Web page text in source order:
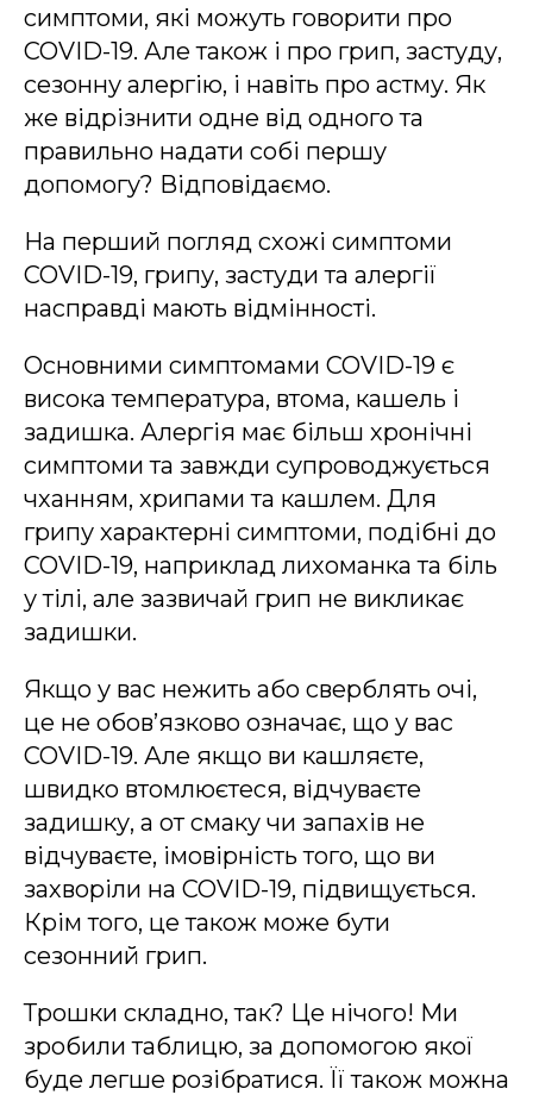
симптоми, які можуть говорити про
COVID-19. Але також і про грип, застуду,
сезонну алергію, і навіть про астму. Як
же відрізнити одне від одного та
правильно надати собі першу
допомогу? Відповідаємо.
На перший погляд схожі симптоми
COVID-19, грипу, застуди та алергії
насправді мають відмінності.
Основними симптомами COVID-19 є
висока температура, втома, кашель і
задишка. Алергія має більш хронічні
симптоми та завжди супроводжується
чханням, хрипами та кашлем. Для
грипу характерні симптоми, подібні до
COVID-19, наприклад лихоманка та біль
у тілі, але зазвичай грип не викликає
задишки.
Якщо у вас нежить або сверблять очі,
це не обов’язково означає, що у вас
COVID-19. Але якщо ви кашляєте,
швидко втомлюєтеся, відчуваєте
задишку, а от смаку чи запахів не
відчуваєте, імовірність того, що ви
захворіли на COVID-19, підвищується.
Крім того, це також може бути
сезонний грип.
Трошки складно, так? Це нічого! Ми
зробили таблицю, за допомогою якої
буде легше розібратися. Її також можна